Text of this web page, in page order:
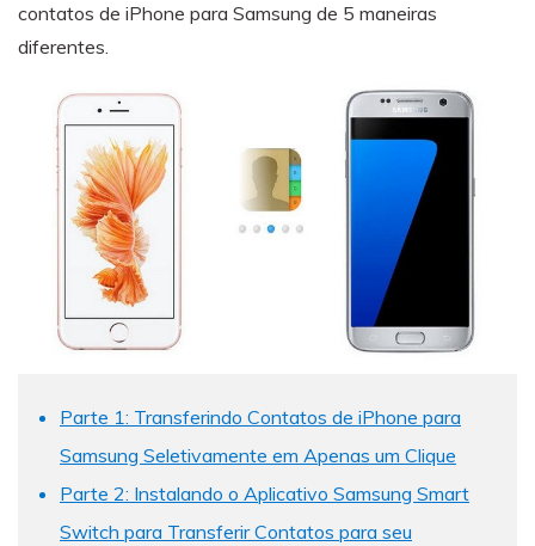
WeLastseen
e informado.
contatos de iPhone para Samsung de 5 maneiras
diferentes.
Parte 1: Transferindo Contatos de iPhone para
Samsung Seletivamente em Apenas um Clique
Parte 2: Instalando o Aplicativo Samsung Smart
Switch para Transferir Contatos para seu